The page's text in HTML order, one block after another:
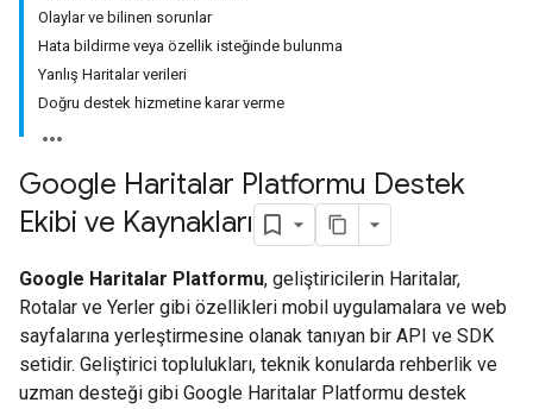
Olaylar ve bilinen sorunlar
Hata bildirme veya özellik isteğinde bulunma
Yanlış Haritalar verileri
Doğru destek hizmetine karar verme
Google Haritalar Platformu Destek
Ekibi ve Kaynakları
Google Haritalar Platformu, geliştiricilerin Haritalar,
Rotalar ve Yerler gibi özellikleri mobil uygulamalara ve web
sayfalarına yerleştirmesine olanak tanıyan bir API ve SDK
setidir. Geliştirici toplulukları, teknik konularda rehberlik ve
uzman desteği gibi Google Haritalar Platformu destek